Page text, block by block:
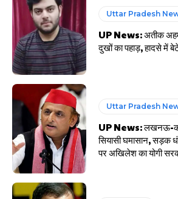
Uttar Pradesh
UP News: अतीक
दुखों का पहाड़, हादसे में
Uttar Pradesh
UP News: लखनऊ-
सियासी घमासान, सड़क
पर अखिलेश का योगी